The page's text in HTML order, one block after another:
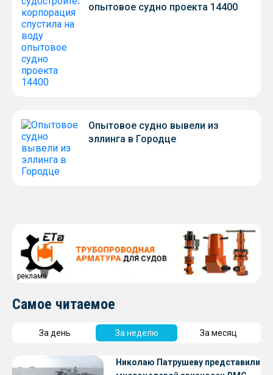
опытовое судно проекта 14400
Опытовое судно вывели из
эллинга в Городце
реклама
Самое читаемое
За день За неделю За месяц
Николаю Патрушеву представили